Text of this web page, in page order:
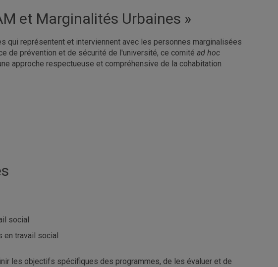
et Marginalités Urbaines »
qui représentent et interviennent avec les personnes marginalisées
de prévention et de sécurité de l'université, ce comité ad hoc
approche respectueuse et compréhensive de la cohabitation
social
en travail social
les objectifs spécifiques des programmes, de les évaluer et de